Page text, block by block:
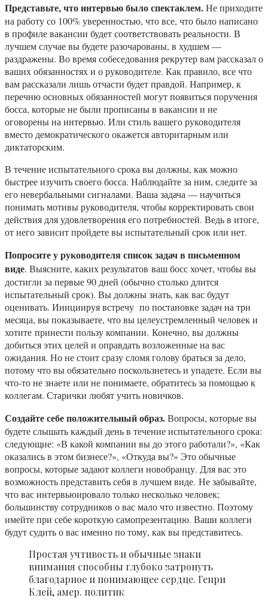
Представьте, что интервью было спектаклем.Не приходите
на работу со 100% уверенностью, что все, что было написано
в профиле вакансии будет соответствовать реальности. В
лучшем случае вы будете разочарованы, в худшем —
раздражены. Во время собеседования рекрутер вам рассказал о
ваших обязанностях и о руководителе. Как правило, все что
вам рассказали лишь отчасти будет правдой. Например, к
перечню основных обязанностей могут появиться поручения
босса, которые не были прописаны в вакансии и не
оговорены на интервью. Или стиль вашего руководителя
вместо демократического окажется авторитарным или
диктаторским.
В течение испытательного срока вы должны, как можно
быстрее изучить своего босса. Наблюдайте за ним, следите за
его невербальными сигналами. Ваша задача — научиться
понимать мотивы руководителя, чтобы корректировать свои
действия для удовлетворения его потребностей. Ведь в итоге,
от него зависит пройдете вы испытательный срок или нет.
Попросите у руководителя список задач в письменном
виде. Выясните, каких результатов ваш босс хочет, чтобы вы
достигли за первые 90 дней (обычно столько длится
испытательный срок). Вы должны знать, как вас будут
оценивать. Инициируя встречу по постановке задач на три
месяца, вы показываете, что вы целеустремленный человек и
хотите принести пользу компании. Конечно, вы должны
добиться этих целей и оправдать возложенные на вас
ожидания. Но не стоит сразу сломя голову браться за дело,
потому что вы обязательно поскользнетесь и упадете. Если вы
что-то не знаете или не понимаете, обратитесь за помощью к
коллегам. Старички любят учить новичков.
Создайте себе положительный образ.Вопросы, которые вы
будете слышать каждый день в течение испытательного срока:
следующие: «В какой компании вы до этого работали?», «Как
оказались в этом бизнесе?», «Откуда вы?» Это обычные
вопросы, которые задают коллеги новобранцу. Для вас это
возможность представить себя в лучшем виде. Не забывайте,
что вас интервьюировало только несколько человек;
большинству сотрудников о вас мало что известно. Поэтому
имейте при себе короткую самопрезентацию. Ваши коллеги
будут судить о вас именно по тому, как вы представитесь.
Простая учтивость и обычные знаки
внимания способны глубоко затронуть
благодарное и понимающее сердце. Генри
Клей, амер. политик